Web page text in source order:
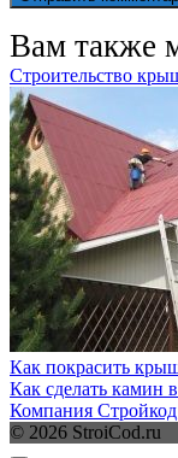
Вам также
Строительство
Как покрасить
Как сделать камин
Компания
© 2026 StroiCod.ru